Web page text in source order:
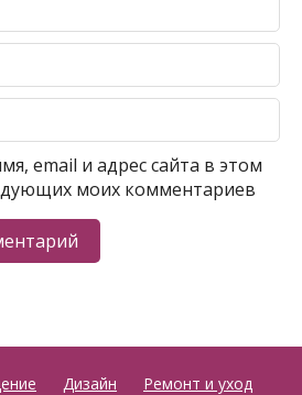
email и адрес сайта в этом
моих комментариев
Дизайн Ремонт и уход